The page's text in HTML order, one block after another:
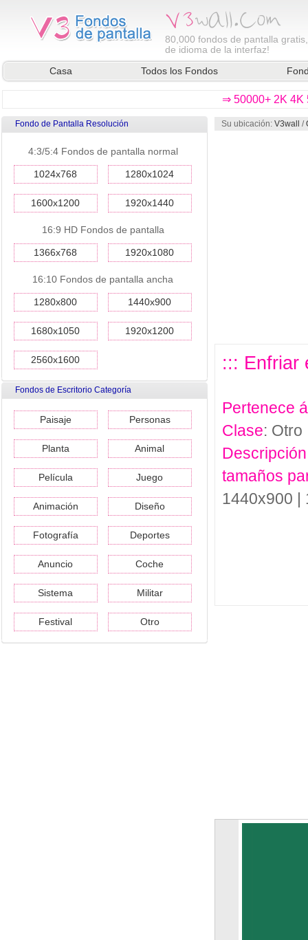
80,000 fondos de pantalla
de idioma de la interfaz!
Casa
Todos los Fondos
⇒ 50000+ 2K 4K
Fondo de Pantalla Resolución
4:3/5:4 Fondos de pantalla normal
1024x768 1280x1024
1600x1200 1920x1440
16:9 HD Fondos de pantalla
1366x768 1920x1080
16:10 Fondos de pantalla ancha
1280x800 1440x900
1680x1050 1920x1200
2560x1600
Fondos de Escritorio Categoría
Paisaje Personas
Planta Animal
Película Juego
Animación Diseño
Fotografía Deportes
Anuncio Coche
Sistema Militar
Festival Otro
Su ubicación: V3wall /
::: Enfriar
Pertenece
Clase: Otro
Descripción
tamaños
1440x900 |